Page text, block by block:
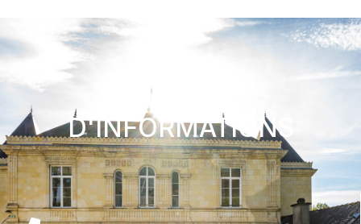
DEMANDE
D'INFORMATIONS